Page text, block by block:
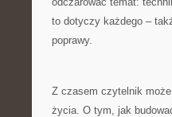
to dotyczy każdego –
poprawy.
Z czasem czytelnik
życia. O tym, jak